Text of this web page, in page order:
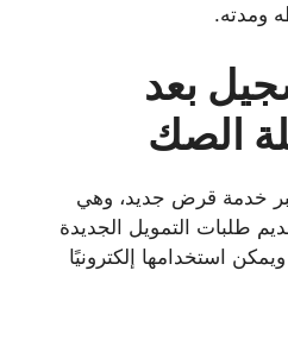
ومدته.
بعد
الصك
خدمة قرض جديد، وهي
طلبات التمويل الجديدة
استخدامها إلكترونيًا